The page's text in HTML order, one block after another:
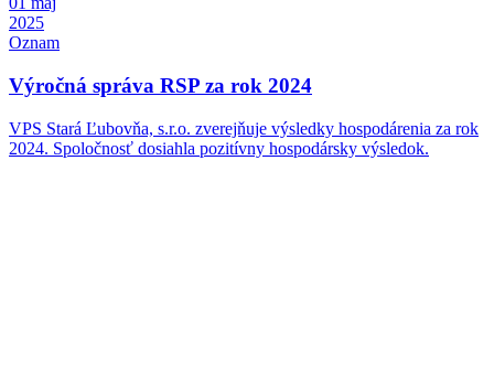
2025
Oznam
Výročná správa RSP za rok 2024
VPS Stará Ľubovňa, s.r.o. zverejňuje výsledky hospodárenia za rok
2024. Spoločnosť dosiahla pozitívny hospodársky výsledok.